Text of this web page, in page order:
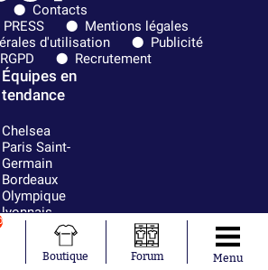
Contacts
Mentions légales
d'utilisation
Publicité
Recrutement
Équipes en
tendance
Chelsea
Paris Saint-
Germain
Bordeaux
Olympique
lyonnais
FIFA
Real Madrid
RC Strasbourg
Boutique Forum Menu